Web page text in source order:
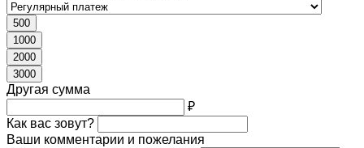
500
1000
2000
3000
Другая сумма
₽
Как вас зовут?
Ваши комментарии и пожелания